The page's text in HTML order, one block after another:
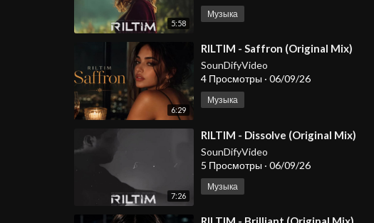
5:58
Музыка
6:29
⁣RILTIM - Saffron (Original Mix)
SounDifyVideo
4 Просмотры · 06/09/26
Музыка
7:26
⁣RILTIM - Dissolve (Original Mix)
SounDifyVideo
5 Просмотры · 06/09/26
Музыка